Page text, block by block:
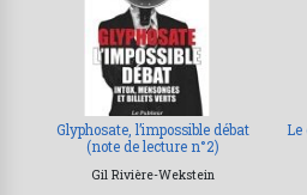
Glyphosate, l’impossible débat
(note de lecture n°2)
Gil Rivière-Wekstein
Le